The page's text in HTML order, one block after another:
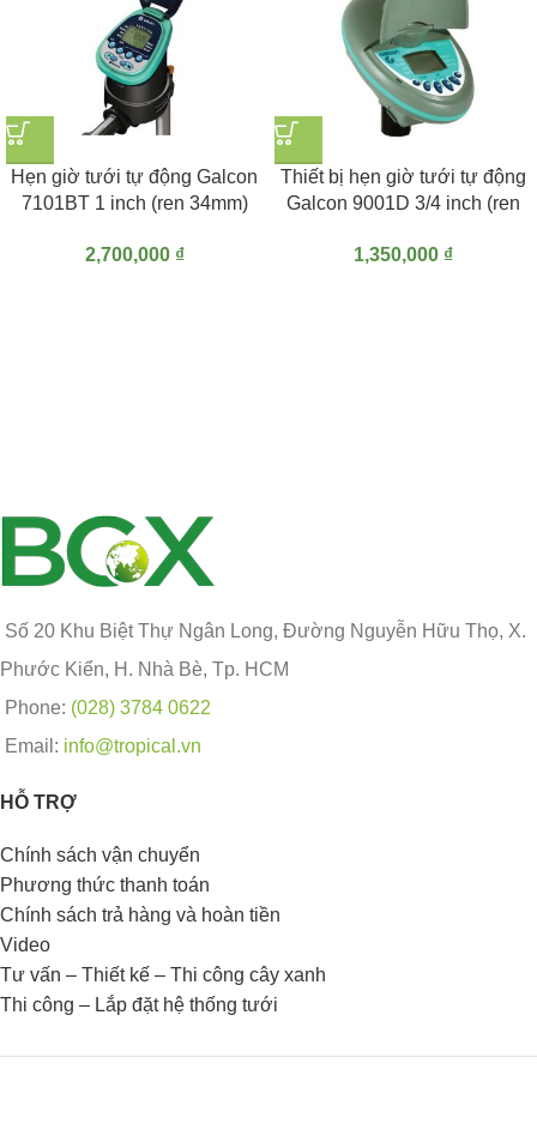
Hẹn giờ tưới tự động Galcon
7101BT 1 inch (ren 34mm)
2,700,000 ₫
Thiết bị hẹn giờ tưới tự động
Galcon 9001D 3/4 inch (ren
1,350,000 ₫
Số 20 Khu Biệt Thự Ngân Long, Đường Nguyễn Hữu Thọ, X.
Phước Kiển, H. Nhà Bè, Tp. HCM
Phone: (028) 3784 0622
Email: info@tropical.vn
HỖ TRỢ
Chính sách vận chuyển
Phương thức thanh toán
Chính sách trả hàng và hoàn tiền
Video
Tư vấn – Thiết kế – Thi công cây xanh
Thi công – Lắp đặt hệ thống tưới